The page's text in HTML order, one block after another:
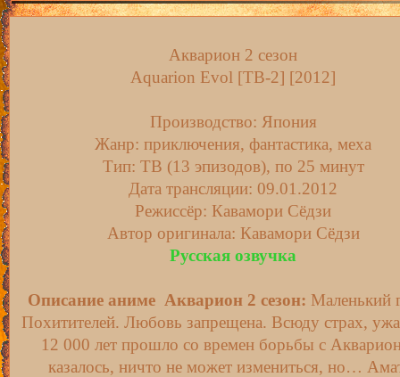
Акварион 2 сезон
Aquarion Evol [ТВ-2] [2012]
Производство: Япония
Жанр: приключения, фантастика, меха
Тип: ТВ (13 эпизодов), по 25 минут
Дата трансляции: 09.01.2012
Режиссёр: Кавамори Сёдзи
Автор оригинала: Кавамори Сёдзи
Русская озвучка
Описание аниме Акварион 2 сезон: Маленький
Похитителей. Любовь запрещена. Всюду страх,
12 000 лет прошло со времен борьбы с
казалось, ничто не может измениться, но…